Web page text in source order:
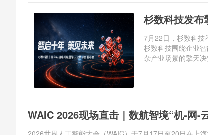
杉数科技发布
7月22日，杉数科技
杉数科技围绕企业
杂产业场景的擎天
WAIC 2026现场直击｜数航智境“机-网-